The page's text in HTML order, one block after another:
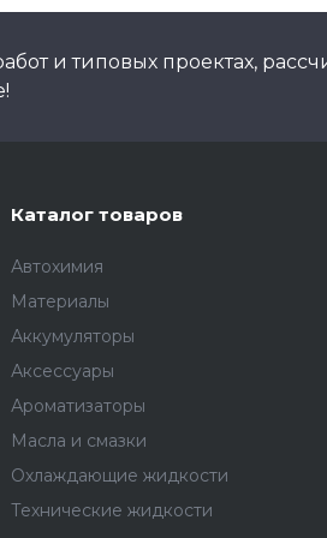
и типовых проектах,
Каталог товаров
Автохимия
Материалы
Аккумуляторы
Аксессуары
Ароматизаторы
Масла и смазки
Охлаждающие жидкости
Технические жидкости